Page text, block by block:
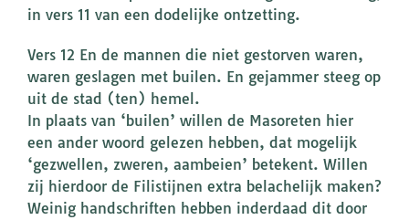
in vers 11 van een dodelijke ontzetting.
Vers 12 En de mannen die niet gestorven waren,
waren geslagen met builen. En gejammer steeg op
uit de stad (ten) hemel.
In plaats van ‘builen’ willen de Masoreten hier
een ander woord gelezen hebben, dat mogelijk
‘gezwellen, zweren, aambeien’ betekent. Willen
zij hierdoor de Filistijnen extra belachelijk maken?
Weinig handschriften hebben inderdaad dit door